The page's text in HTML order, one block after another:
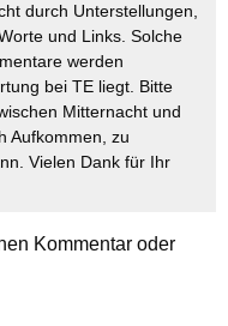
durch Unterstellungen,
und Links. Solche
werden
bei TE liegt. Bitte
Mitternacht und
Aufkommen, zu
Vielen Dank für Ihr
Kommentar oder